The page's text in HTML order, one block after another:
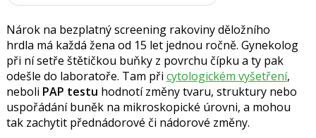
Nárok na bezplatný screening rakoviny děložního
hrdla má každá žena od 15 let jednou ročně. Gynekolog
při nísetře štětičkou buňky z povrchu čípku a ty pak
odešle do laboratoře. Tam při cytologickém vyšetření,
neboli PAP testu hodnotí změny tvaru, struktury nebo
uspořádáníbuněk na mikroskopické úrovni, a mohou
tak zachytit přednádorové či nádorové změny.